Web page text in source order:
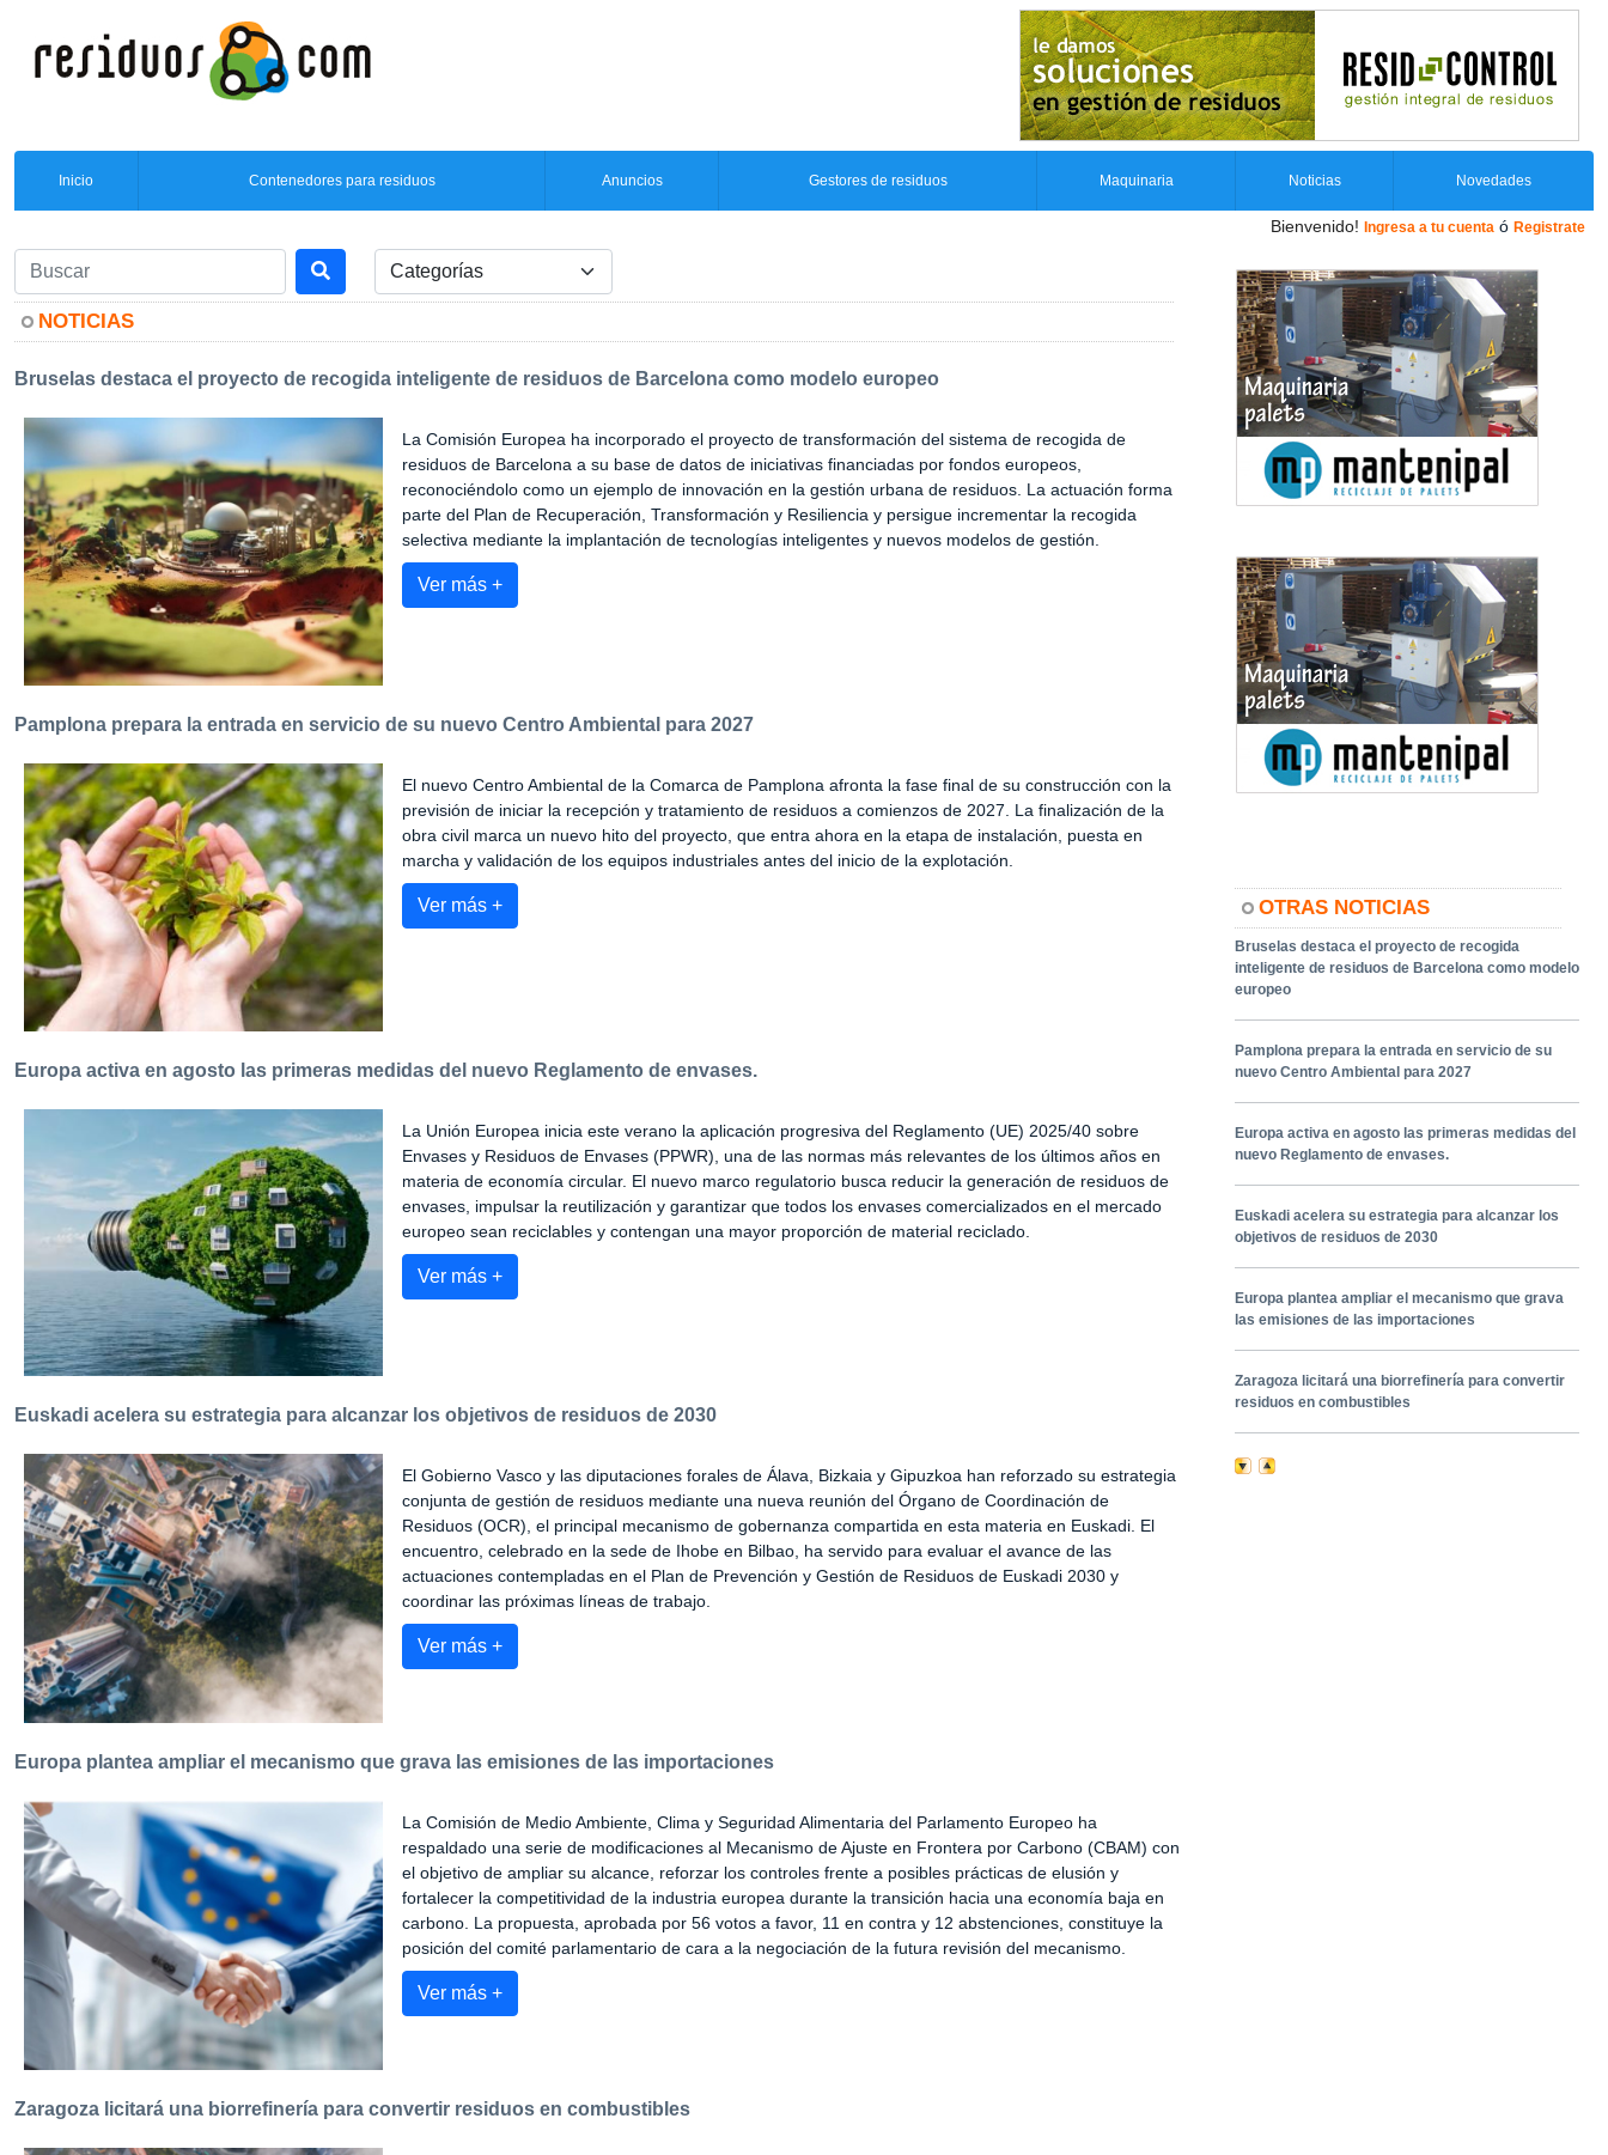
Inicio Contenedores para residuos Anuncios Gestores de residuos Maquinaria Noticias Novedades
Bienvenido! Ingresa a tu cuenta ó Registrate
NOTICIAS
Bruselas destaca el proyecto de recogida inteligente de residuos de Barcelona como modelo europeo
La Comisión Europea ha incorporado el proyecto de transformación del sistema de recogida de
residuos de Barcelona a su base de datos de iniciativas financiadas por fondos europeos,
reconociéndolo como un ejemplo de innovación en la gestión urbana de residuos. La actuación forma
parte del Plan de Recuperación, Transformación y Resiliencia y persigue incrementar la recogida
selectiva mediante la implantación de tecnologías inteligentes y nuevos modelos de gestión.
Ver más +
Pamplona prepara la entrada en servicio de su nuevo Centro Ambiental para 2027
El nuevo Centro Ambiental de la Comarca de Pamplona afronta la fase final de su construcción con la
previsión de iniciar la recepción y tratamiento de residuos a comienzos de 2027. La finalización de la
obra civil marca un nuevo hito del proyecto, que entra ahora en la etapa de instalación, puesta en
marcha y validación de los equipos industriales antes del inicio de la explotación.
Ver más +
Europa activa en agosto las primeras medidas del nuevo Reglamento de envases.
La Unión Europea inicia este verano la aplicación progresiva del Reglamento (UE) 2025/40 sobre
Envases y Residuos de Envases (PPWR), una de las normas más relevantes de los últimos años en
materia de economía circular. El nuevo marco regulatorio busca reducir la generación de residuos de
envases, impulsar la reutilización y garantizar que todos los envases comercializados en el mercado
europeo sean reciclables y contengan una mayor proporción de material reciclado.
Ver más +
Euskadi acelera su estrategia para alcanzar los objetivos de residuos de 2030
El Gobierno Vasco y las diputaciones forales de Álava, Bizkaia y Gipuzkoa han reforzado su estrategia
conjunta de gestión de residuos mediante una nueva reunión del Órgano de Coordinación de
Residuos (OCR), el principal mecanismo de gobernanza compartida en esta materia en Euskadi. El
encuentro, celebrado en la sede de Ihobe en Bilbao, ha servido para evaluar el avance de las
actuaciones contempladas en el Plan de Prevención y Gestión de Residuos de Euskadi 2030 y
coordinar las próximas líneas de trabajo.
Ver más +
Europa plantea ampliar el mecanismo que grava las emisiones de las importaciones
La Comisión de Medio Ambiente, Clima y Seguridad Alimentaria del Parlamento Europeo ha
respaldado una serie de modificaciones al Mecanismo de Ajuste en Frontera por Carbono (CBAM) con
el objetivo de ampliar su alcance, reforzar los controles frente a posibles prácticas de elusión y
fortalecer la competitividad de la industria europea durante la transición hacia una economía baja en
carbono. La propuesta, aprobada por 56 votos a favor, 11 en contra y 12 abstenciones, constituye la
posición del comité parlamentario de cara a la negociación de la futura revisión del mecanismo.
Ver más +
Zaragoza licitará una biorrefinería para convertir residuos en combustibles
OTRAS NOTICIAS
Bruselas destaca el proyecto de recogida
inteligente de residuos de Barcelona como modelo
europeo
Pamplona prepara la entrada en servicio de su
nuevo Centro Ambiental para 2027
Europa activa en agosto las primeras medidas del
nuevo Reglamento de envases.
Euskadi acelera su estrategia para alcanzar los
objetivos de residuos de 2030
Europa plantea ampliar el mecanismo que grava
las emisiones de las importaciones
Zaragoza licitará una biorrefinería para convertir
residuos en combustibles